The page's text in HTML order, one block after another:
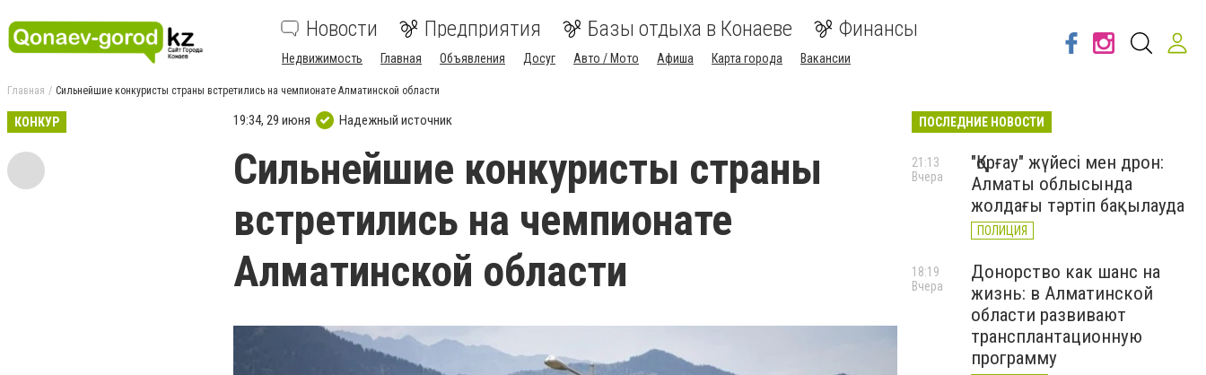
Новости Предприятия Базы отдыха в Конаеве Финансы
Недвижимость Главная Объявления Досуг Авто / Мото Афиша Карта города Вакансии
Главная Сильнейшие конкуристы страны встретились на чемпионате Алматинской области
КОНКУР 19:34, 29 июня Надежный источник
Сильнейшие конкуристы страны
встретились на чемпионате
Алматинской области
ПОСЛЕДНИЕ НОВОСТИ
"Қорғау" жүйесі мен дрон:
Алматы облысында
жолдағы тәртіп бақылауда
ПОЛИЦИЯ
21:13
Вчера
Донорство как шанс на
жизнь: в Алматинской
области развивают
трансплантационную
программу
18:19
Вчера